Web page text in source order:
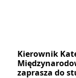
Kierownik
zaprasza do